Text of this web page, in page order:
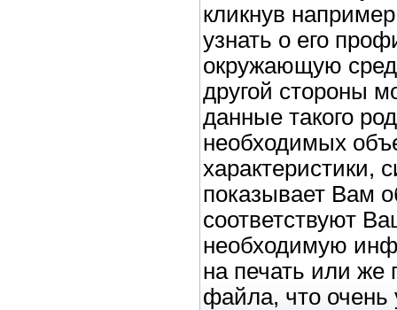
кликнув
узнать о его
окружающую
другой стороны
данные такого
необходимых
характеристики,
показывает Вам
соответствуют
необходимую
на печать или же
файла, что очень